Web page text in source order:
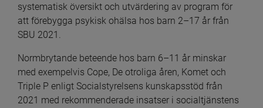
systematisk översikt och utvärdering av program för
att förebygga psykisk ohälsa hos barn 2–17 år från
SBU 2021.
Normbrytande beteende hos barn 6–11 år minskar
med exempelvis Cope, De otroliga åren, Komet och
Triple P enligt Socialstyrelsens kunskapsstöd från
2021 med rekommenderade insatser i socialtjänstens